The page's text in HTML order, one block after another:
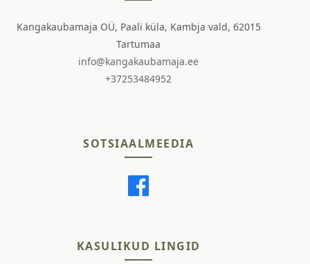
Kangakaubamaja OÜ, Paali küla, Kambja vald, 62015
Tartumaa
info@kangakaubamaja.ee
+37253484952
SOTSIAALMEEDIA
KASULIKUD LINGID